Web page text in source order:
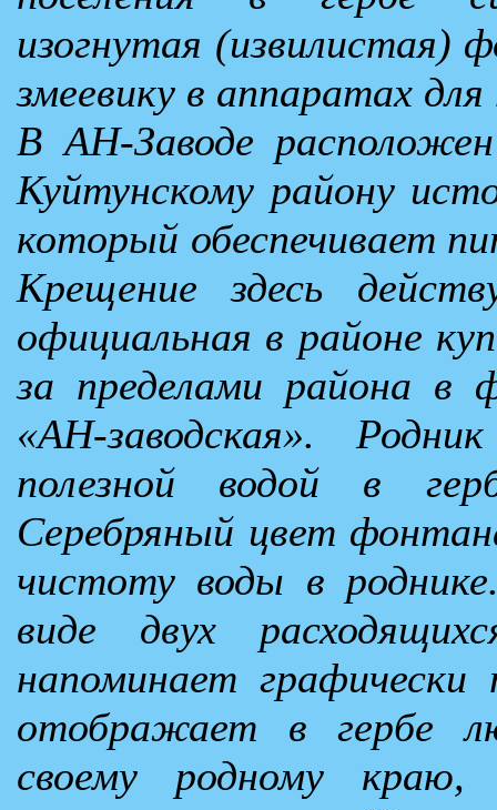
изогнутая (извилистая)
змеевику в аппаратах
В АН-Заводе
Куйтунскому району
который обеспечивает
Крещение здесь
официальная в районе
за пределами района в
«АН-заводская».
полезной водой в
Серебряный цвет
чистоту воды в
виде двух
напоминает
отображает в гербе
своему родному краю,